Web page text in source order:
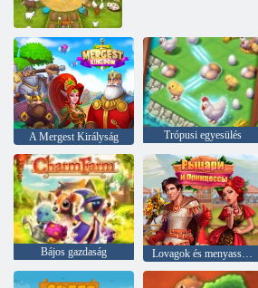
A Mergest Királyság Trópusi egyesülés
Bájos gazdaság Lovagok és menyasszonyok